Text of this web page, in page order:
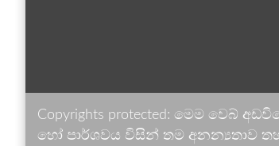
Copyrights protected: මෙම
හෝ පාර්ශවය විසින් තම අනන්‍යතාව